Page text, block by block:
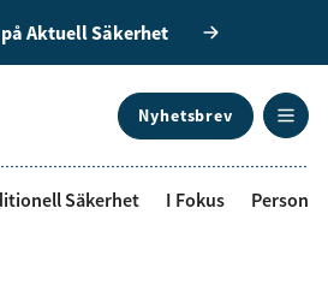
Aktuell Säkerhet
Nyhetsbrev
Säkerhet I Fokus